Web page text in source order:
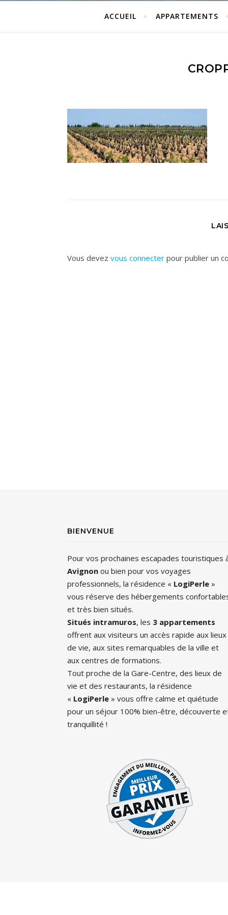
ACCUEIL APPARTEMENTS
Vous devez vous connecter pour publier un
BIENVENUE
Pour vos prochaines escapades touristiques
Avignon ou bien pour vos voyages
professionnels, la résidence « LogiPerle »
vous réserve des hébergements
et très bien situés.
Situés intramuros, les 3 appartements
offrent aux visiteurs un accès rapide aux lieux
de vie, aux sites remarquables de la ville et
aux centres de formations.
Tout proche de la Gare-Centre, des lieux de
vie et des restaurants, la résidence
« LogiPerle » vous offre calme et quiétude
pour un séjour 100% bien-être, découverte
tranquillité !